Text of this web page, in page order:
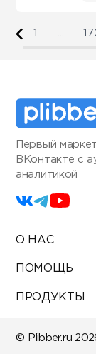
Первый
ВКонтакте с
аналитикой
О НАС
ПОМОЩЬ
ПРОДУКТЫ
© Plibber.ru